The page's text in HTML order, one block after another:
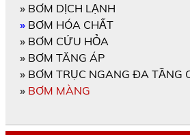
» BƠM DỊCH LẠNH
» BƠM HÓA CHẤT
» BƠM CỨU HỎA
» BƠM TĂNG ÁP
» BƠM TRỤC NGANG ĐA TẦNG
» BƠM MÀNG